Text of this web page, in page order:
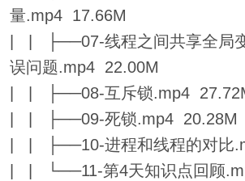
量.mp4 17.66M
| | ├──07-线程之间共享全局
误问题.mp4 22.00M
| | ├──08-互斥锁.mp4
| | ├──09-死锁.mp4 20.28M
| | ├──10-进程和线程的对比
| | └──11-第4天知识点回顾